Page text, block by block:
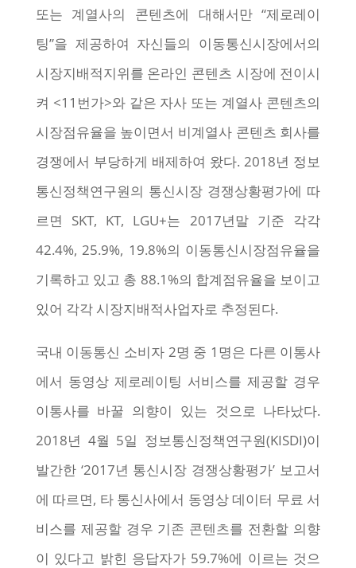
또는 계열사의 콘텐츠에 대해서만 “제로레이
팅”을 제공하여 자신들의 이동통신시장에서의
시장지배적지위를 온라인 콘텐츠 시장에 전이시
켜 <11번가>와 같은 자사 또는 계열사 콘텐츠의
시장점유율을 높이면서 비계열사 콘텐츠 회사를
경쟁에서 부당하게 배제하여 왔다. 2018년 정보
통신정책연구원의 통신시장 경쟁상황평가에 따
르면 SKT, KT, LGU+는 2017년말 기준 각각
42.4%, 25.9%, 19.8%의 이동통신시장점유율을
기록하고 있고 총 88.1%의 합계점유율을 보이고
있어 각각 시장지배적사업자로 추정된다.
국내 이동통신 소비자 2명 중 1명은 다른 이통사
에서 동영상 제로레이팅 서비스를 제공할 경우
이통사를 바꿀 의향이 있는 것으로 나타났다.
2018년 4월 5일 정보통신정책연구원(KISDI)이
발간한 ‘2017년 통신시장 경쟁상황평가’ 보고서
에 따르면, 타 통신사에서 동영상 데이터 무료 서
비스를 제공할 경우 기존 콘텐츠를 전환할 의향
이 있다고 밝힌 응답자가 59.7%에 이르는 것으